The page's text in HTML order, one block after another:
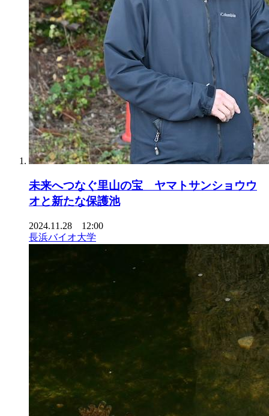
未来へつなぐ里山の宝 ヤマトサンショウウ
オと新たな保護池
2024.11.28 12:00
長浜バイオ大学